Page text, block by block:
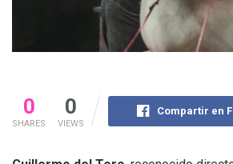
0
SHARES
0
VIEWS
Compartir en